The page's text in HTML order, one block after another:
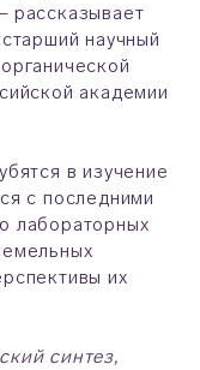
рассказывает
научный
академии
в изучение
с последними
лабораторных
их
синтез,